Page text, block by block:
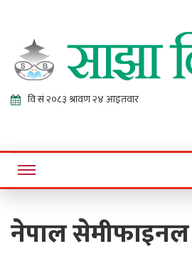
Sajha
Online News Portal
नेपाल सेमीफाइनल